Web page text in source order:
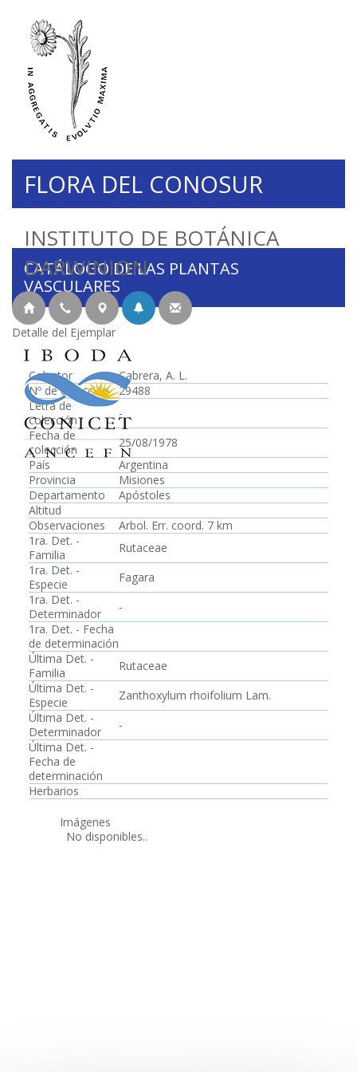
INSTITUTO DE BOTÁNICA
DARWINION
FLORA DEL CONOSUR
CATÁLOGO DE LAS PLANTAS
VASCULARES
Detalle del Ejemplar
Colector
Cabrera, A. L.
Nº de colección
29488
Letra de
colección
-
Fecha de
colección
25/08/1978
País
Argentina
Provincia
Misiones
Departamento
Apóstoles
Altitud
Observaciones
Arbol. Err. coord. 7 km
1ra. Det. -
Familia
Rutaceae
1ra. Det. -
Especie
Fagara
1ra. Det. -
Determinador
-
1ra. Det. - Fecha
de determinación
Última Det. -
Familia
Rutaceae
Última Det. -
Especie
Zanthoxylum rhoifolium Lam.
Última Det. -
Determinador
-
Última Det. -
Fecha de
determinación
Herbarios
Imágenes
No disponibles..